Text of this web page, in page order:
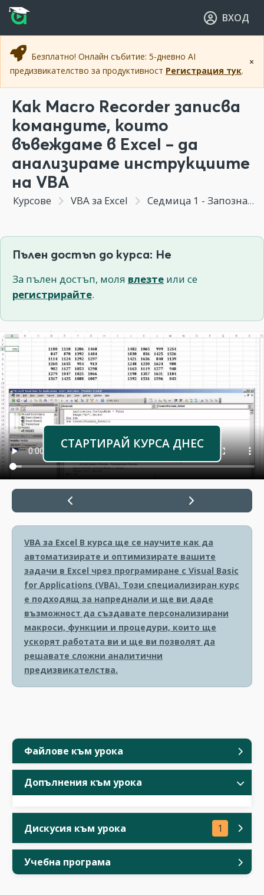
Прескочи към основното съдържание
Прескочи към навигацията
ВХОД
×
Безплатно! Онлайн събитие: 5-дневно AI
предизвикателство за продуктивност Регистрация тук.
Файлове към урока
Допълнения към урока
Дискусия към урока 1
Учебна програма
Как Macro Recorder записва
командите, които
въвеждаме в Excel – да
анализираме инструкциите
на VBA
Курсове VBA за Excel Седмица 1 - Запознаване с макросите
Пълен достъп до курса: Не
За пълен достъп, моля влезте или се
регистрирайте.
СТАРТИРАЙ КУРСА ДНЕС
VBA за Excel В курса ще се научите как да
автоматизирате и оптимизирате вашите
задачи в Excel чрез програмиране с Visual Basic
for Applications (VBA). Този специализиран курс
е подходящ за напреднали и ще ви даде
възможност да създавате персонализирани
макроси, функции и процедури, които ще
ускорят работата ви и ще ви позволят да
решавате сложни аналитични
предизвикателства.